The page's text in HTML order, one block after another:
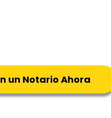
un Notario Ahora